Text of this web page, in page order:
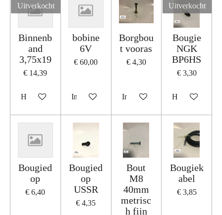
Uitverkocht
Binnenb
and
3,75x19
€ 14,39
Houd mij op de hoogte
bobine
6V
€ 60,00
In winkelwagen
Borgbou
t vooras
€ 4,30
In winkelwagen
Uitverkocht
Bougie
NGK
BP6HS
€ 3,30
Houd mij op
Bougied
op
€ 6,40
Bougied
op
USSR
€ 4,35
Bout
M8
40mm
metrisc
h fijn
Bougiek
abel
€ 3,85